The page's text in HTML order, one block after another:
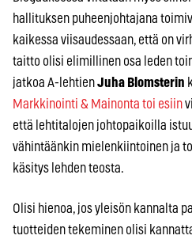
hallituksen puheenjohtajana
kaikessa viisaudessaan, että on
taitto olisi elimillinen osa leden
jatkoa A-lehtienJuha Blomsterin
Markkinointi & Mainonta toi esiin
että lehtitalojen johtopaikoilla
vähintäänkin mielenkiintoinen ja
käsitys lehden teosta.
Olisi hienoa, jos yleisön kannalta
tuotteiden tekeminen olisi